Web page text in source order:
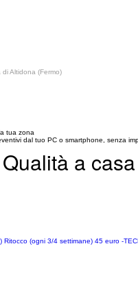
di Altidona (Fermo)
tua zona
dal tuo PC o smartphone, senza
a
(ogni 3/4 settimane) 45 euro -